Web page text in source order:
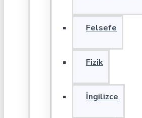
Felsefe
Fizik
İngilizce